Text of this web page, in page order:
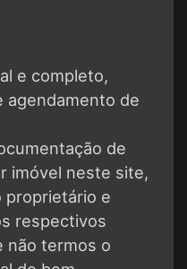
e completo,
agendamento de
de
imóvel neste site,
proprietário e
respectivos
não termos o